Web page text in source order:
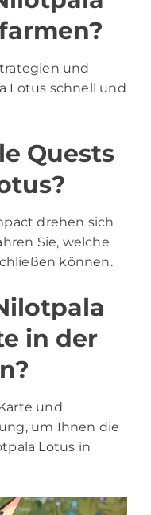
und
Lotus schnell und
Quests
drehen sich
Sie, welche
können.
in der
und
um Ihnen die
Lotus in